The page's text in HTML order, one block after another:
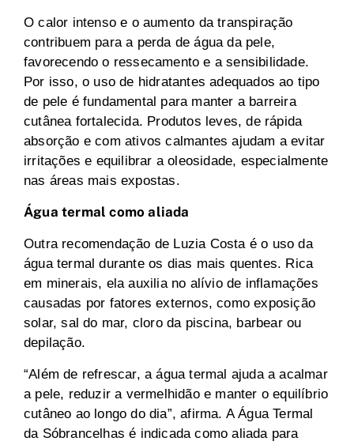
O calor intenso e o aumento da transpiração
contribuem para a perda de água da pele,
favorecendo o ressecamento e a sensibilidade.
Por isso, o uso de hidratantes adequados ao tipo
de pele é fundamental para manter a barreira
cutânea fortalecida. Produtos leves, de rápida
absorção e com ativos calmantes ajudam a evitar
irritações e equilibrar a oleosidade, especialmente
nas áreas mais expostas.
Água termal como aliada
Outra recomendação de Luzia Costa é o uso da
água termal durante os dias mais quentes. Rica
em minerais, ela auxilia no alívio de inflamações
causadas por fatores externos, como exposição
solar, sal do mar, cloro da piscina, barbear ou
depilação.
“Além de refrescar, a água termal ajuda a acalmar
a pele, reduzir a vermelhidão e manter o equilíbrio
cutâneo ao longo do dia”, afirma. A Água Termal
da Sóbrancelhas é indicada como aliada para